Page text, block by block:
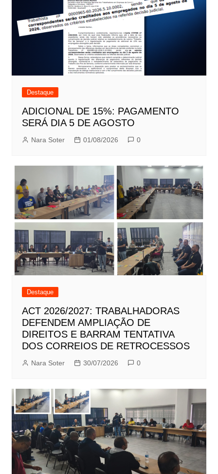
Destaque
ADICIONAL DE 15%: PAGAMENTO
SERÁ DIA 5 DE AGOSTO
Nara Soter 01/08/2026 0
Destaque
ACT 2026/2027: TRABALHADORAS
DEFENDEM AMPLIAÇÃO DE
DIREITOS E BARRAM TENTATIVA
DOS CORREIOS DE RETROCESSOS
Nara Soter 30/07/2026 0